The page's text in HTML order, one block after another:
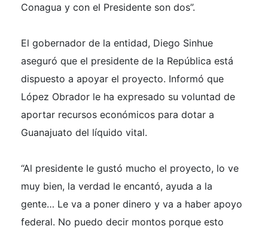
Conagua y con el Presidente son dos”.
El gobernador de la entidad, Diego Sinhue
aseguró que el presidente de la República está
dispuesto a apoyar el proyecto. Informó que
López Obrador le ha expresado su voluntad de
aportar recursos económicos para dotar a
Guanajuato del líquido vital.
“Al presidente le gustó mucho el proyecto, lo ve
muy bien, la verdad le encantó, ayuda a la
gente… Le va a poner dinero y va a haber apoyo
federal. No puedo decir montos porque esto